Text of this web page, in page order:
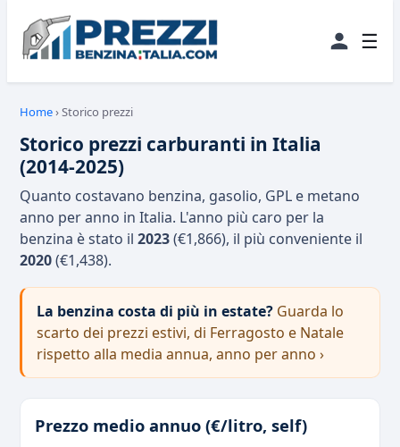
☰
Home›Storico prezzi
Storico prezzi carburanti in Italia
(2014-2025)
Quanto costavano benzina, gasolio, GPL e metano
anno per anno in Italia. L'anno più caro per la
benzina è stato il 2023(€1,866), il più conveniente il
2020(€1,438).
La benzina costa di più in estate? Guarda lo
scarto dei prezzi estivi, di Ferragosto e Natale
rispetto alla media annua, anno per anno ›
Prezzo medio annuo (€/litro, self)